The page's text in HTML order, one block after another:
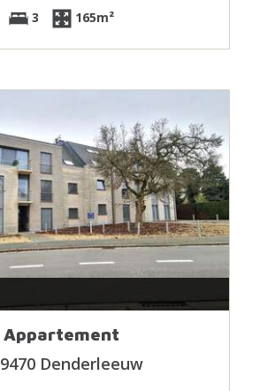
3 165m²
Appartement
9470 Denderleeuw